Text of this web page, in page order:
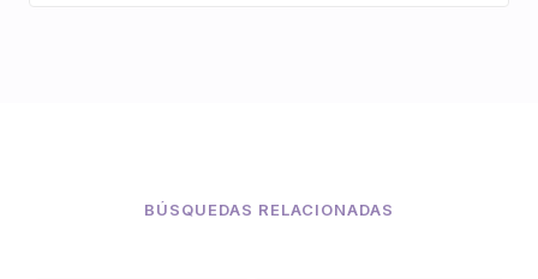
BÚSQUEDAS RELACIONADAS